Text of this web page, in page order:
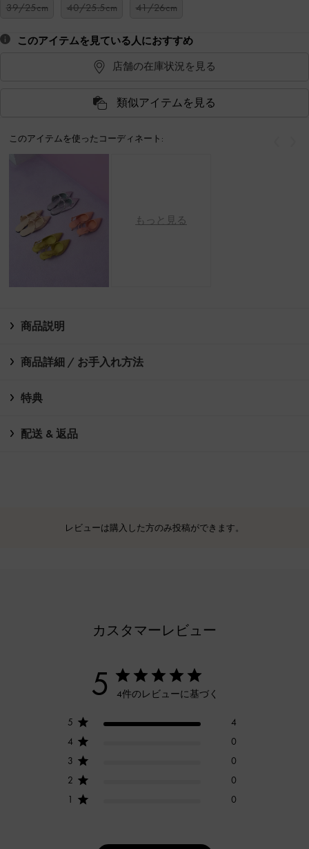
39/25cm 40/25.5cm 41/26cm
このアイテムを見ている人におすすめ
店舗の在庫状況を見る
類似アイテムを見る
このアイテムを使ったコーディネート:
もっと見る
商品説明
商品詳細 / お手入れ方法
特典
配送 & 返品
レビューは購入した方のみ投稿ができます。
カスタマーレビュー
5 4件のレビューに基づく
5
4
4
0
3
0
2
0
1
0